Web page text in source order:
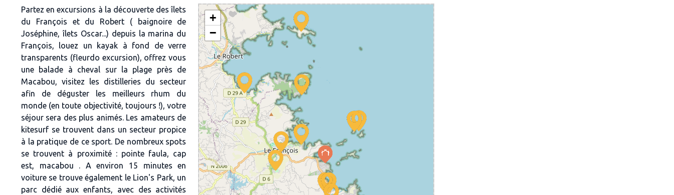
Partez en excursions à la découverte des îlets
du François et du Robert ( baignoire de
Joséphine, îlets Oscar...) depuis la marina du
François, louez un kayak à fond de verre
transparents (fleurdo excursion), offrez vous
une balade à cheval sur la plage près de
Macabou, visitez les distilleries du secteur
afin de déguster les meilleurs rhum du
monde (en toute objectivité, toujours !), votre
séjour sera des plus animés. Les amateurs de
kitesurf se trouvent dans un secteur propice
à la pratique de ce sport. De nombreux spots
se trouvent à proximité : pointe faula, cap
est, macabou . A environ 15 minutes en
voiture se trouve également le Lion's Park, un
parc dédié aux enfants, avec des activités
+
−